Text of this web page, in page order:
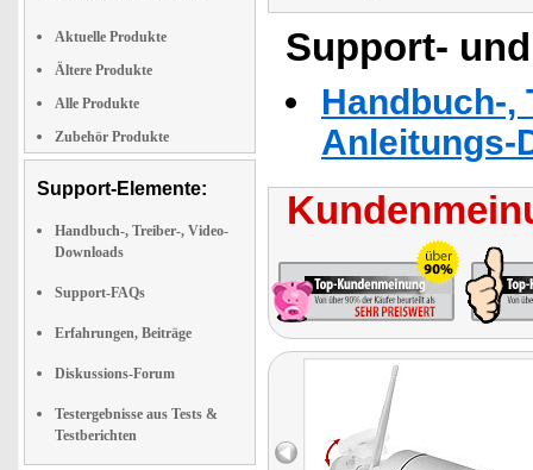
Aktuelle Produkte
Ältere Produkte
Alle Produkte
Zubehör Produkte
Support-Elemente:
Handbuch-, Treiber-, Video-
Downloads
Support-FAQs
Erfahrungen, Beiträge
Diskussions-Forum
Testergebnisse aus Tests &
Testberichten
Support-
Handbuch-,
Anleitungs-